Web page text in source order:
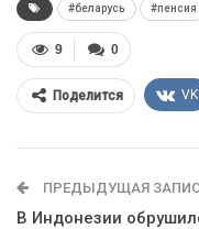
#беларусь #пенсия
0
9
Поделится VK
ПРЕДЫДУЩАЯ
В Индонезии